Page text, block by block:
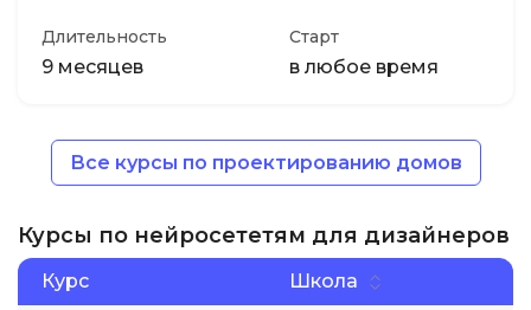
Длительность
9 месяцев
Старт
в любое время
Все курсы по проектированию домов
Курсы по нейросететям для дизайнеров
Курс Школа